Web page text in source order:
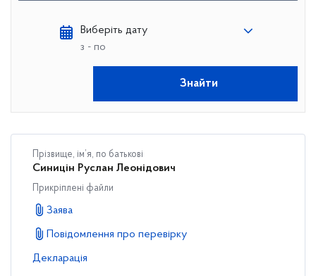
Виберіть дату
з - по
Знайти
Прізвище, ім’я, по батькові
Синицін Руслан Леонідович
Прикріплені файли
Заява
Повідомлення про перевірку
Декларація